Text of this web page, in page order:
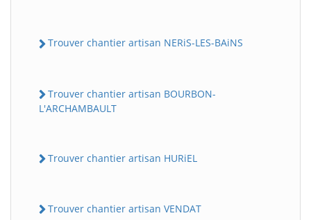
Trouver chantier artisan NERiS-LES-BAiNS
Trouver chantier artisan BOURBON-
L'ARCHAMBAULT
Trouver chantier artisan HURiEL
Trouver chantier artisan VENDAT